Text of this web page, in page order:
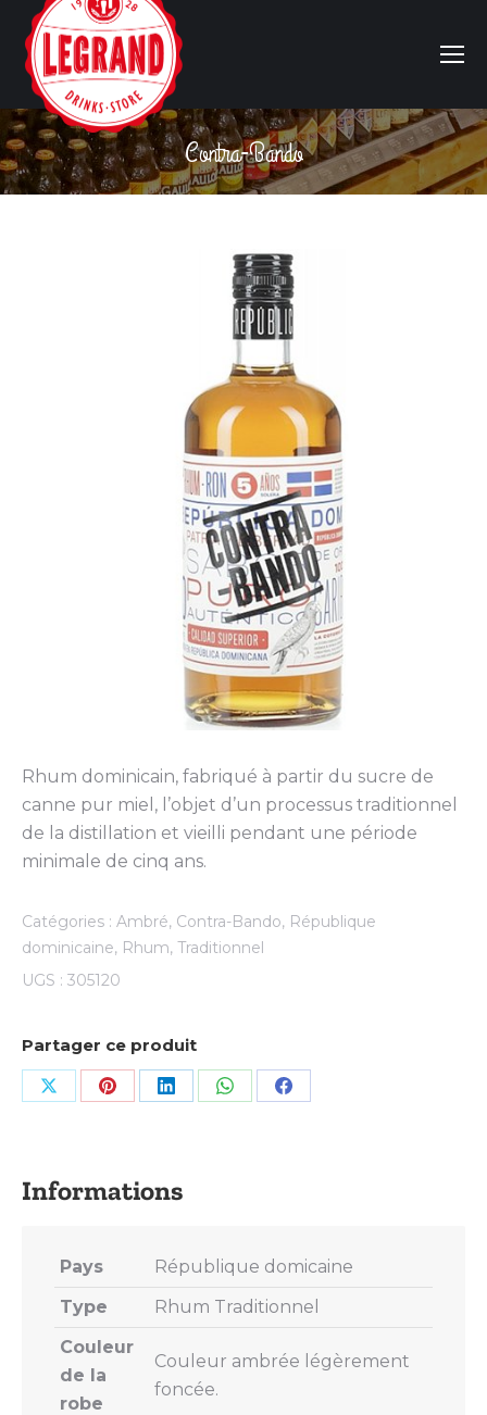
Contra-Bando
Vous êtes ici :
Rhum dominicain, fabriqué à partir du sucre de
canne pur miel, l’objet d’un processus traditionnel
de la distillation et vieilli pendant une période
minimale de cinq ans.
Catégories : Ambré, Contra-Bando, République
dominicaine, Rhum, Traditionnel
UGS : 305120
Partager ce produit
Share Share Share Share Share
Pays
République domicaine
Type
Rhum Traditionnel
Couleur
de la
robe
Couleur ambrée légèrement
foncée.